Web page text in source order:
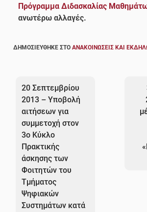
Πρόγραμμα Διδασκαλίας
ανωτέρω αλλαγές.
ΔΗΜΟΣΙΕΎΘΗΚΕ ΣΤΟΑΝΑΚΟΙΝΏΣΕΙΣ ΚΑΙ
άρθρων
20 Σεπτεμβρίου
2013 – Υποβολή
αιτήσεων για
συμμετοχή στον
3ο Κύκλο
Πρακτικής
άσκησης των
Φοιτητών του
Τμήματος
Ψηφιακών
Συστημάτων κατά